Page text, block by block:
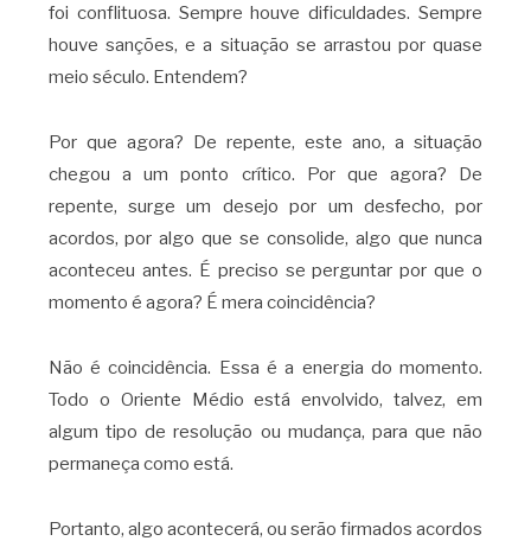
foi conflituosa. Sempre houve dificuldades. Sempre
houve sanções, e a situação se arrastou por quase
meio século. Entendem?
Por que agora? De repente, este ano, a situação
chegou a um ponto crítico. Por que agora? De
repente, surge um desejo por um desfecho, por
acordos, por algo que se consolide, algo que nunca
aconteceu antes. É preciso se perguntar por que o
momento é agora? É mera coincidência?
Não é coincidência. Essa é a energia do momento.
Todo o Oriente Médio está envolvido, talvez, em
algum tipo de resolução ou mudança, para que não
permaneça como está.
Portanto, algo acontecerá, ou serão firmados acordos